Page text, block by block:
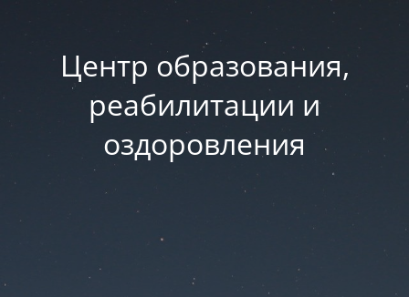
Центр образования,
реабилитации и
оздоровления